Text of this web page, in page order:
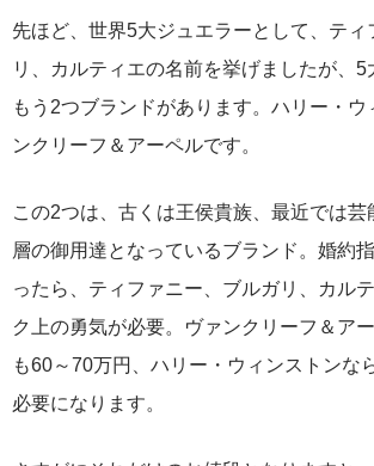
先ほど、世界5大ジュエラーとして、ティ
リ、カルティエの名前を挙げましたが、5
もう2つブランドがあります。ハリー・ウ
ンクリーフ＆アーペルです。
この2つは、古くは王侯貴族、最近では
層の御用達となっているブランド。婚約
ったら、ティファニー、ブルガリ、カル
ク上の勇気が必要。ヴァンクリーフ＆ア
も60～70万円、ハリー・ウィンストンな
必要になります。